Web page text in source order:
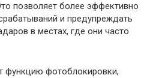
позволяет более эффективно
и предупреждать
в местах, где они часто
функцию фотоблокировки,